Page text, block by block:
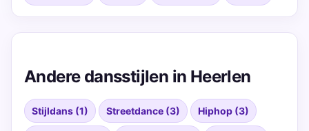
Andere dansstijlen in Heerlen
Stijldans (1) Streetdance (3) Hiphop (3)